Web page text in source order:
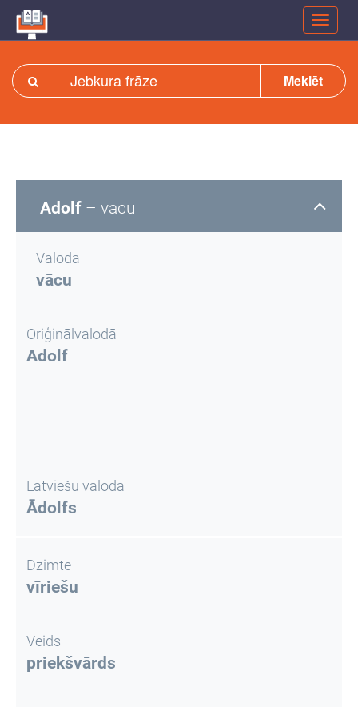
Meklēt
Adolf – vācu
Valoda
vācu
Oriģinālvalodā
Adolf
Latviešu valodā
Ādolfs
Dzimte
vīriešu
Veids
priekšvārds